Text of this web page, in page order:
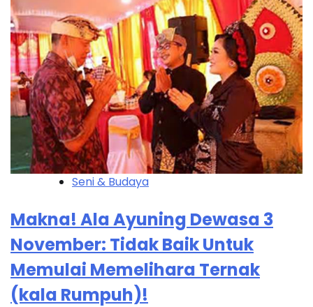
Seni & Budaya
Makna! Ala Ayuning Dewasa 3
November: Tidak Baik Untuk
Memulai Memelihara Ternak
(kala Rumpuh)!